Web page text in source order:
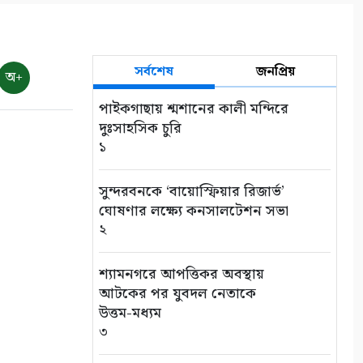
অ+ সর্বশেষ জনপ্রিয়
পাইকগাছায় শ্মশানের কালী মন্দিরে
দুঃসাহসিক চুরি
১
সুন্দরবনকে ‘বায়োস্ফিয়ার রিজার্ভ’
ঘোষণার লক্ষ্যে কনসালটেশন সভা
২
শ্যামনগরে আপত্তিকর অবস্থায়
আটকের পর যুবদল নেতাকে
উত্তম-মধ্যম
৩